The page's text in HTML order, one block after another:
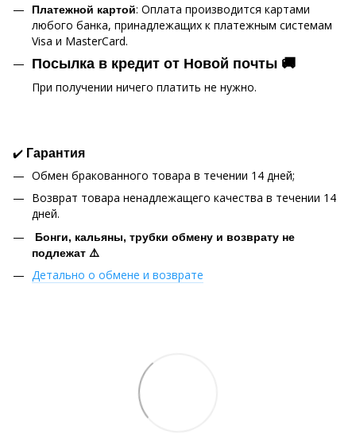
Платежной картой: Оплата производится картами
любого банка, принадлежащих к платежным системам
Visa и MasterCard.
Посылка в кредит от Новой почты 🚚
При получении ничего платить не нужно.
✔️ Гарантия
Обмен бракованного товара в течении 14 дней;
Возврат товара ненадлежащего качества в течении 14
дней.
Бонги, кальяны, трубки обмену и возврату не
подлежат ⚠️
Детально о обмене и возврате